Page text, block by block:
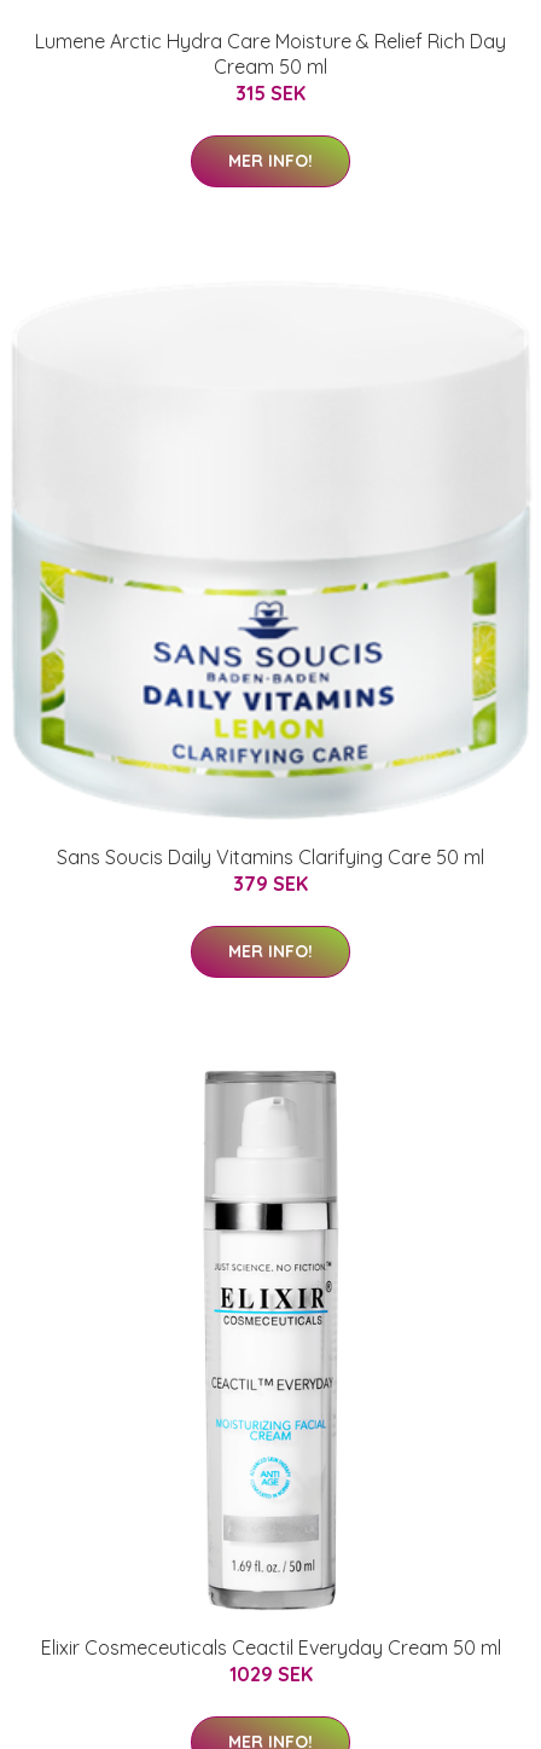
Lumene Arctic Hydra Care Moisture & Relief Rich Day
Cream 50 ml
315 SEK
MER INFO!
Sans Soucis Daily Vitamins Clarifying Care 50 ml
379 SEK
MER INFO!
Elixir Cosmeceuticals Ceactil Everyday Cream 50 ml
1029 SEK
MER INFO!